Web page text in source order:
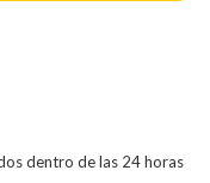
dentro de las 24 horas